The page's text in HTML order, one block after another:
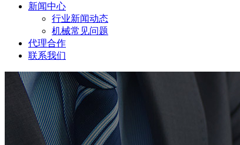
新闻中心
行业新闻动态
机械常见问题
代理合作
联系我们